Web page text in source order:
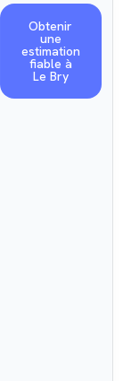
Obtenir
une
estimation
fiable à
Le Bry